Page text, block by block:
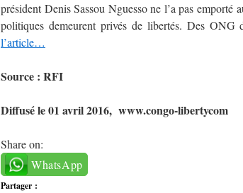
président Denis Sassou Nguesso ne l’a pas emporté
politiques demeurent privés de libertés. Des
l’article…
Source : RFI
Diffusé le 01 avril 2016, www.congo-libertycom
Share on:
WhatsApp
Partager :